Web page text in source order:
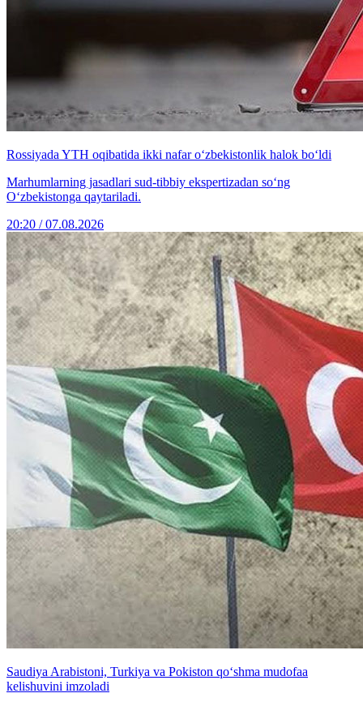
Rossiyada YTH oqibatida ikki nafar o‘zbekistonlik halok bo‘ldi
Marhumlarning jasadlari sud-tibbiy ekspertizadan so‘ng
O‘zbekistonga qaytariladi.
20:20 / 07.08.2026
Saudiya Arabistoni, Turkiya va Pokiston qo‘shma mudofaa
kelishuvini imzoladi